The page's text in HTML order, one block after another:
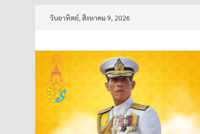
วันอาทิตย์, สิงหาคม 9, 2026